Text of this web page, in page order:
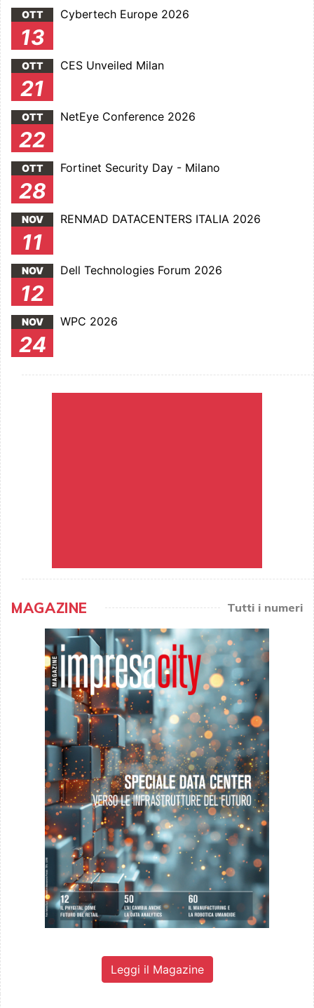
OTT
13
Cybertech Europe 2026
OTT
21
CES Unveiled Milan
OTT
22
NetEye Conference 2026
OTT
28
Fortinet Security Day - Milano
NOV
11
RENMAD DATACENTERS ITALIA 2026
NOV
12
Dell Technologies Forum 2026
NOV
24
WPC 2026
MAGAZINE Tutti i numeri
Leggi il Magazine